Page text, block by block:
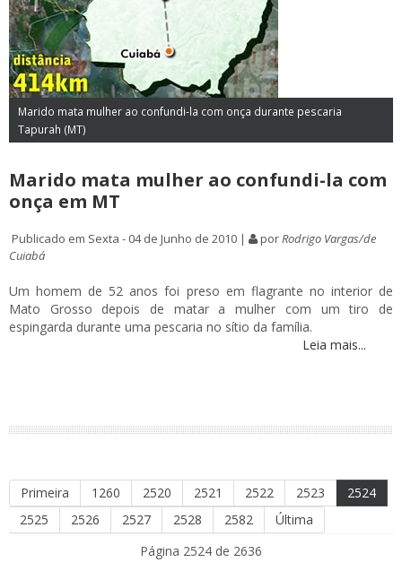
Marido mata mulher ao confundi-la com onça durante pescaria
Tapurah (MT)
Marido mata mulher ao confundi-la com
onça em MT
Publicado em Sexta - 04 de Junho de 2010 | porRodrigo Vargas/de
Cuiabá
Um homem de 52 anos foi preso em flagrante no interior de
Mato Grosso depois de matar a mulher com um tiro de
espingarda durante uma pescaria no sítio da família.
Leia mais...
Primeira 1260 2520 2521 2522 2523
2524
2525
2526 2527 2528 2582
Última
Página 2524 de 2636